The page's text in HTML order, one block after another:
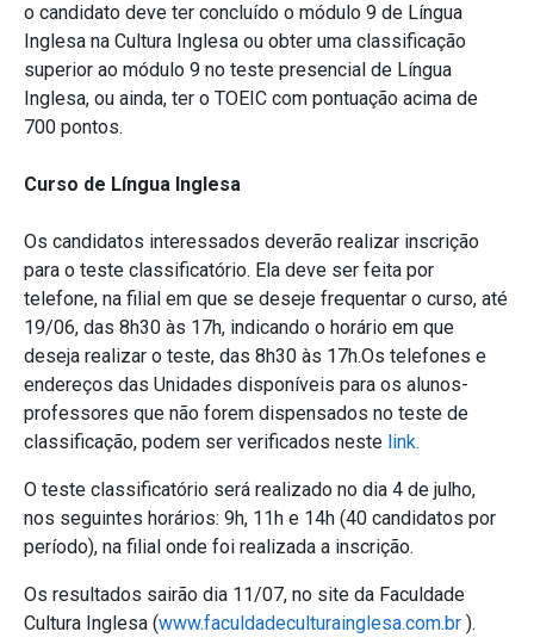
o candidato deve ter concluído o módulo 9 de Língua
Inglesa na Cultura Inglesa ou obter uma classificação
superior ao módulo 9 no teste presencial de Língua
Inglesa, ou ainda, ter o TOEIC com pontuação acima de
700 pontos.
Curso de Língua Inglesa
Os candidatos interessados deverão realizar inscrição
para o teste classificatório. Ela deve ser feita por
telefone, na filial em que se deseje frequentar o curso, até
19/06, das 8h30 às 17h, indicando o horário em que
deseja realizar o teste, das 8h30 às 17h.Os telefones e
endereços das Unidades disponíveis para os alunos-
professores que não forem dispensados no teste de
classificação, podem ser verificados neste link.
O teste classificatório será realizado no dia 4 de julho,
nos seguintes horários: 9h, 11h e 14h (40 candidatos por
período), na filial onde foi realizada a inscrição.
Os resultados sairão dia 11/07, no site da Faculdade
Cultura Inglesa (www.faculdadeculturainglesa.com.br ).